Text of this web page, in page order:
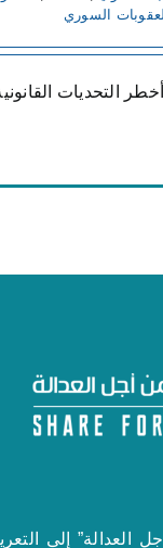
السوري
التحديات
إلى